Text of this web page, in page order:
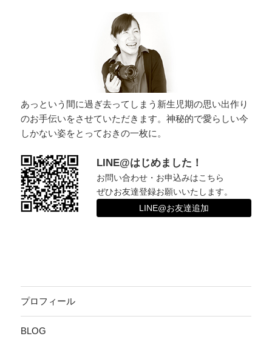
あっという間に過ぎ去ってしまう新生児期の思い出作り
のお手伝いをさせていただきます。神秘的で愛らしい今
しかない姿をとっておきの一枚に。
LINE@はじめました！
お問い合わせ・お申込みはこちら
ぜひお友達登録お願いいたします。
LINE@お友達追加
プロフィール
BLOG